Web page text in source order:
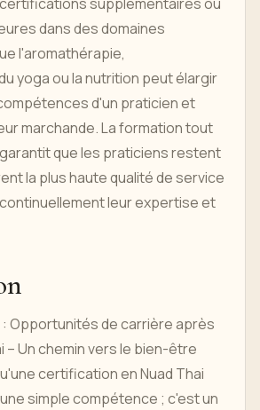
dans des domaines
l'aromathérapie,
yoga ou la nutrition peut élargir
d'un praticien et
marchande. La formation tout
que les praticiens restent
la plus haute qualité de service
leur expertise et
: Opportunités de carrière après
– Un chemin vers le bien-être
certification en Nuad Thai
simple compétence ; c'est un